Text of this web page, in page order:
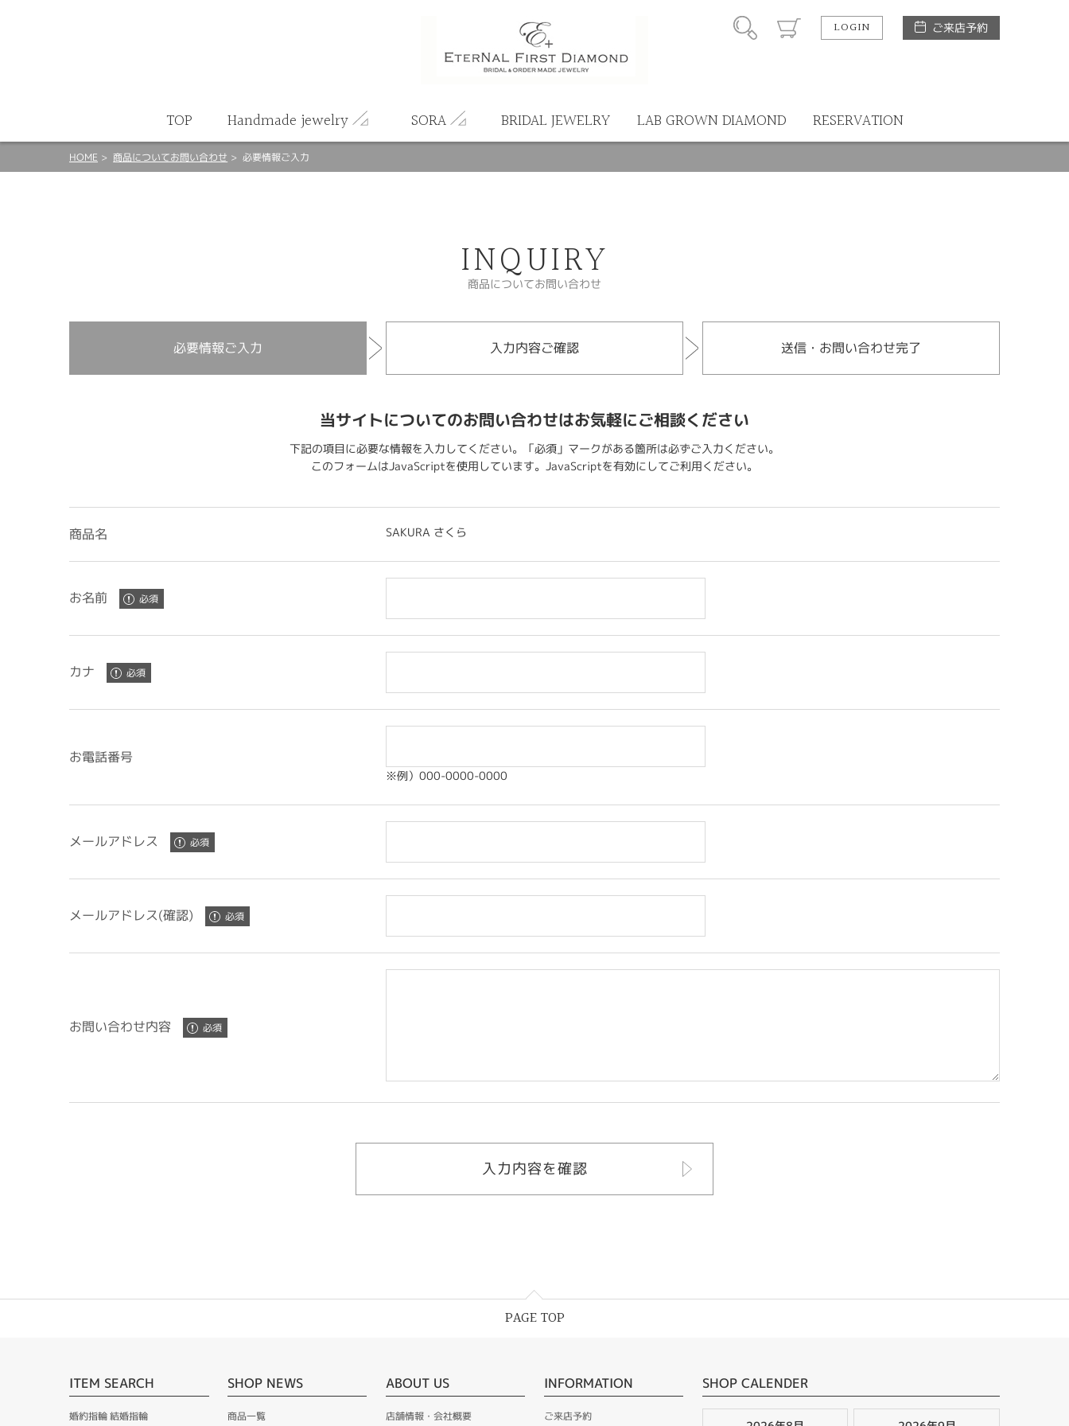
LOGIN ご来店予約
TOP Handmade jewelry SORA BRIDAL JEWELRY LAB GROWN DIAMOND RESERVATION
HOME 商品についてお問い合わせ 必要情報ご入力
INQUIRY
商品についてお問い合わせ
必要情報ご入力 入力内容ご確認 送信・お問い合わせ完了
当サイトについてのお問い合わせはお気軽にご相談ください
下記の項目に必要な情報を入力してください。「必須」マークがある箇所は必ずご入力ください。
このフォームはJavaScriptを使用しています。JavaScriptを有効にしてご利用ください。
商品名 SAKURA さくら
お名前
カナ
お電話番号
※例）000-0000-0000
メールアドレス
メールアドレス(確認)
お問い合わせ内容
PAGE TOP
ITEM SEARCH
婚約指輪 結婚指輪
SHOP NEWS
商品一覧
ABOUT US
店舗情報・会社概要
INFORMATION
ご来店予約
SHOP CALENDER